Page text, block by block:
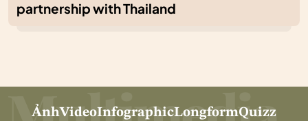
partnership with Thailand
ẢnhVideoInfographicLongformQuizz